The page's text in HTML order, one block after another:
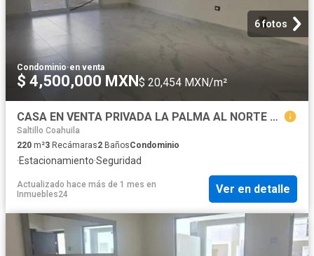
6 fotos
Condominio·en venta
$ 4,500,000 MXN$ 20,454 MXN/m²
CASA EN VENTA PRIVADA LA PALMA AL NORTE DE SALTILLO
Saltillo Coahuila
220 m²3 Recámaras2 BañosCondominio
·Estacionamiento·Seguridad
Actualizado hace más de 1 mes en
Inmuebles24
Ver en detalle